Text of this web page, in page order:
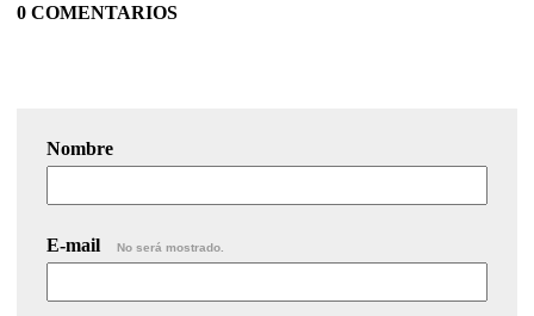
0 COMENTARIOS
Nombre
E-mail No será mostrado.